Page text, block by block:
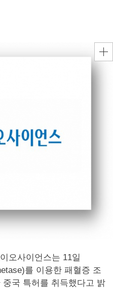
오사이언스는 11일
를 이용한 패혈증 조
국 특허를 취득했다고 밝